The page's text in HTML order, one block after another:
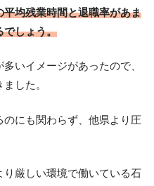
平均残業時間と退職率があま
でしょう。
いイメージがあったので、
した。
にも関わらず、他県より圧
厳しい環境で働いている石